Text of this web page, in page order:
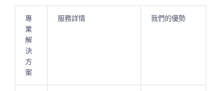
專
業
解
決
方
案
服務詳情 我們的優勢